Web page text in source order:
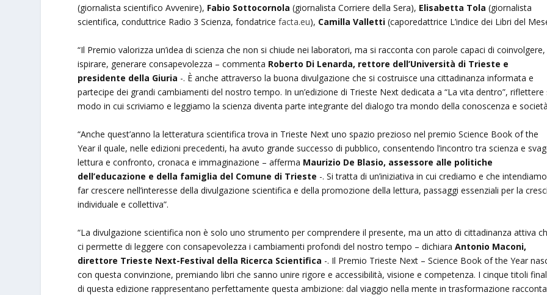
(giornalista scientifico Avvenire), Fabio Sottocornola (giornalista Corriere della Sera), Elisabetta Tola (giornalista
scientifica, conduttrice Radio 3 Scienza, fondatrice facta.eu), Camilla Valletti (caporedattrice L’indice dei Libri del
“Il Premio valorizza un’idea di scienza che non si chiude nei laboratori, ma si racconta con parole capaci di coinvolgere,
ispirare, generare consapevolezza – commenta Roberto Di Lenarda, rettore dell’Università di Trieste e
presidente della Giuria -. È anche attraverso la buona divulgazione che si costruisce una cittadinanza informata e
partecipe dei grandi cambiamenti del nostro tempo. In un’edizione di Trieste Next dedicata a “La vita dentro”, riflettere
modo in cui scriviamo e leggiamo la scienza diventa parte integrante del dialogo tra mondo della conoscenza e
“Anche quest’anno la letteratura scientifica trova in Trieste Next uno spazio prezioso nel premio Science Book of the
Year il quale, nelle edizioni precedenti, ha avuto grande successo di pubblico, consentendo l’incontro tra scienza e
lettura e confronto, cronaca e immaginazione – afferma Maurizio De Blasio, assessore alle politiche
dell’educazione e della famiglia del Comune di Trieste -. Si tratta di un’iniziativa in cui crediamo e che intendiamo
far crescere nell’interesse della divulgazione scientifica e della promozione della lettura, passaggi essenziali per la
individuale e collettiva”.
“La divulgazione scientifica non è solo uno strumento per comprendere il presente, ma un atto di cittadinanza attiva
ci permette di leggere con consapevolezza i cambiamenti profondi del nostro tempo – dichiaraAntonio Maconi,
direttore Trieste Next-Festival della Ricerca Scientifica -. Il Premio Trieste Next – Science Book of the Year
con questa convinzione, premiando libri che sanno unire rigore e accessibilità, visione e competenza. I cinque titoli
di questa edizione rappresentano perfettamente questa ambizione: dal viaggio nella mente in trasformazione